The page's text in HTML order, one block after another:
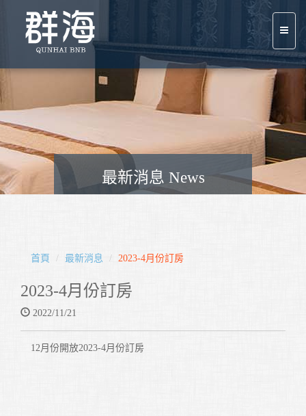
最新消息 News
首頁 最新消息 2023-4月份訂房
2023-4月份訂房
2022/11/21
12月份開放2023-4月份訂房